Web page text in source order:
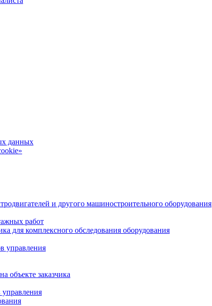
данных
и другого машиностроительного оборудования
работ
для комплексного обследования оборудования
управления
объекте заказчика